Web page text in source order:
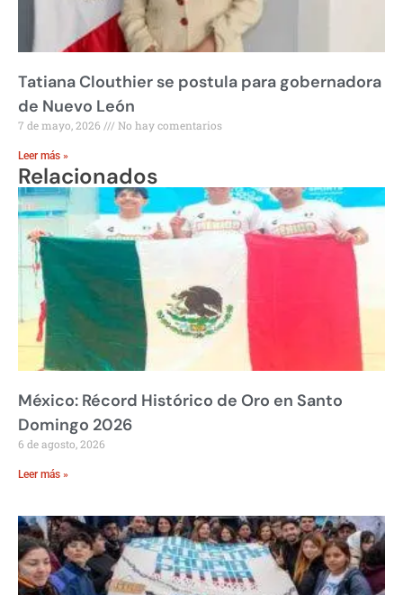
Tatiana Clouthier se postula para gobernadora
de Nuevo León
7 de mayo, 2026 No hay comentarios
Leer más »
Relacionados
México: Récord Histórico de Oro en Santo
Domingo 2026
6 de agosto, 2026
Leer más »